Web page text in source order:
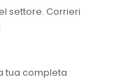
settore. Corrieri
tua completa